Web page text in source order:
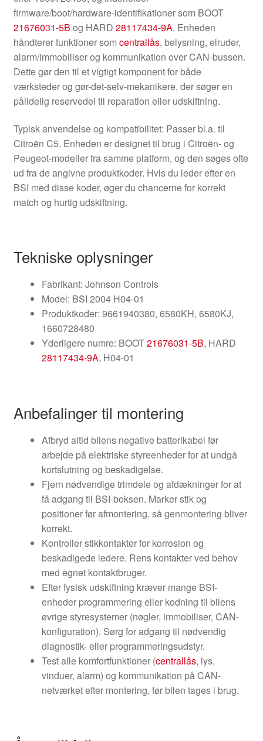
firmware/boot/hardware-identifikationer som BOOT
21676031-5B og HARD 28117434-9A. Enheden
håndterer funktioner som centrallås, belysning, elruder,
alarm/immobiliser og kommunikation over CAN-bussen.
Dette gør den til et vigtigt komponent for både
værksteder og gør-det-selv-mekanikere, der søger en
pålidelig reservedel til reparation eller udskiftning.
Typisk anvendelse og kompatibilitet: Passer bl.a. til
Citroën C5. Enheden er designet til brug i Citroën- og
Peugeot-modeller fra samme platform, og den søges ofte
ud fra de angivne produktkoder. Hvis du leder efter en
BSI med disse koder, øger du chancerne for korrekt
match og hurtig udskiftning.
Tekniske oplysninger
Fabrikant: Johnson Controls
Model: BSI 2004 H04-01
Produktkoder: 9661940380, 6580KH, 6580KJ,
1660728480
Yderligere numre: BOOT21676031-5B, HARD
28117434-9A, H04-01
Anbefalinger til montering
Afbryd altid bilens negative batterikabel før
arbejde på elektriske styreenheder for at undgå
kortslutning og beskadigelse.
Fjern nødvendige trimdele og afdækninger for at
få adgang til BSI-boksen. Marker stik og
positioner før afmontering, så genmontering bliver
korrekt.
Kontroller stikkontakter for korrosion og
beskadigede ledere. Rens kontakter ved behov
med egnet kontaktbruger.
Efter fysisk udskiftning kræver mange BSI-
enheder programmering eller kodning til bilens
øvrige styresystemer (nøgler, immobiliser, CAN-
konfiguration). Sørg for adgang til nødvendig
diagnostik- eller programmeringsudstyr.
Test alle komfortfunktioner (centrallås, lys,
vinduer, alarm) og kommunikation på CAN-
netværket efter montering, før bilen tages i brug.